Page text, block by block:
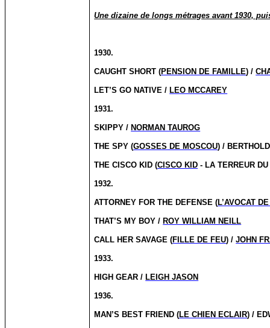
Une dizaine de longs métrages avant 1930,
1930.
CAUGHT SHORT (PENSION DE FAMILLE) /
LET’S GO NATIVE / LEO MCCAREY
1931.
SKIPPY / NORMAN TAUROG
THE SPY (GOSSES DE MOSCOU) /
THE CISCO KID (CISCO KID - LA TERREUR
1932.
ATTORNEY FOR THE DEFENSE (L’AVOCAT
THAT’S MY BOY / ROY WILLIAM NEILL
CALL HER SAVAGE (FILLE DE FEU) /JOHN
1933.
HIGH GEAR / LEIGH JASON
1936.
MAN’S BEST FRIEND (LE CHIEN ECLAIR) /